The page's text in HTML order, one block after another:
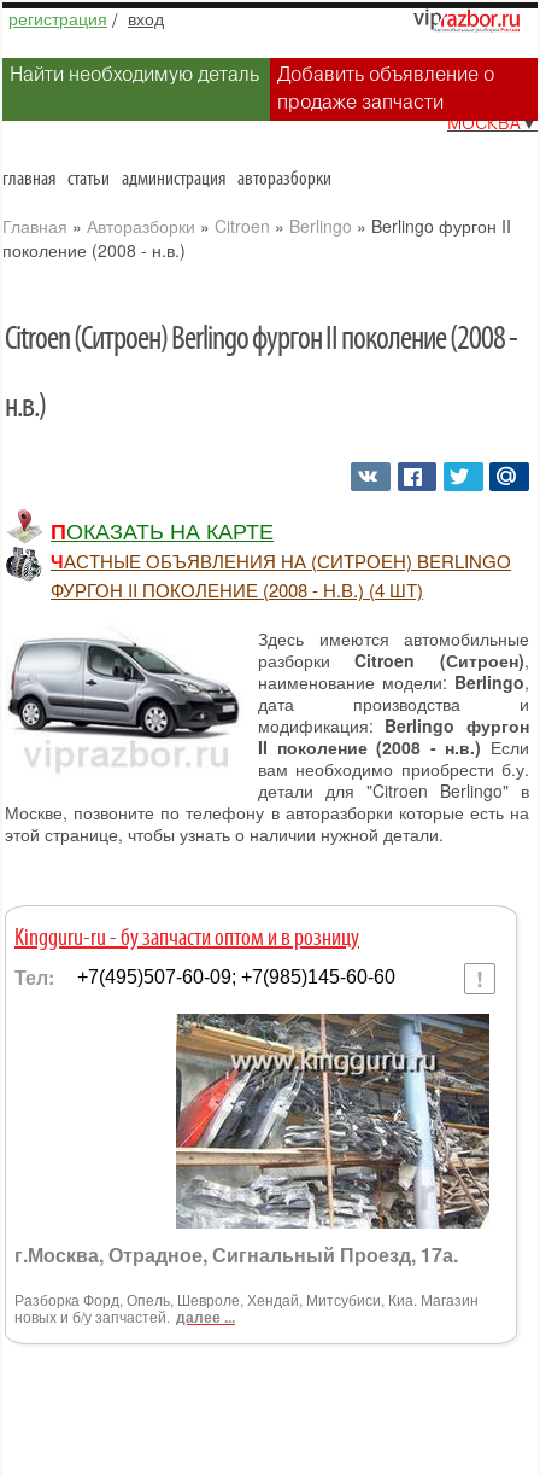
регистрация / вход
Найти необходимую деталь
Добавить объявление о
продаже запчасти
МОСКВА▼
главная статьи администрация авторазборки
Главная » Авторазборки » Citroen » Berlingo » Berlingo фургон II
поколение (2008 - н.в.)
Citroen (Ситроен) Berlingo фургон II поколение (2008 -
н.в.)
ПОКАЗАТЬ НА КАРТЕ
ЧАСТНЫЕ ОБЪЯВЛЕНИЯ НА (СИТРОЕН) BERLINGO
ФУРГОН II ПОКОЛЕНИЕ (2008 - Н.В.) (4 ШТ)
Здесь имеются автомобильные
разборки Citroen (Ситроен),
наименование модели: Berlingo,
дата производства и
модификация: Berlingo фургон
II поколение (2008 - н.в.) Если
вам необходимо приобрести б.у.
детали для "Citroen Berlingo" в
Москве, позвоните по телефону в авторазборки которые есть на
этой странице, чтобы узнать о наличии нужной детали.
Kingguru-ru - бу запчасти оптом и в розницу
Тел: +7(495)507-60-09; +7(985)145-60-60
г.Москва, Отрадное, Сигнальный Проезд, 17а.
Разборка Форд, Опель, Шевроле, Хендай, Митсубиси, Киа. Магазин
новых и б/у запчастей. далее ...